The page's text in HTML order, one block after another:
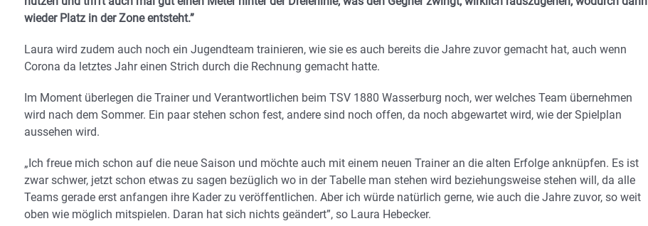
wieder Platz in der Zone entsteht.”
Laura wird zudem auch noch ein Jugendteam trainieren, wie sie es auch bereits die Jahre zuvor gemacht hat, auch wenn
Corona da letztes Jahr einen Strich durch die Rechnung gemacht hatte.
Im Moment überlegen die Trainer und Verantwortlichen beim TSV 1880 Wasserburg noch, wer welches Team übernehmen
wird nach dem Sommer. Ein paar stehen schon fest, andere sind noch offen, da noch abgewartet wird, wie der Spielplan
aussehen wird.
„Ich freue mich schon auf die neue Saison und möchte auch mit einem neuen Trainer an die alten Erfolge anknüpfen. Es ist
zwar schwer, jetzt schon etwas zu sagen bezüglich wo in der Tabelle man stehen wird beziehungsweise stehen will, da alle
Teams gerade erst anfangen ihre Kader zu veröffentlichen. Aber ich würde natürlich gerne, wie auch die Jahre zuvor, so weit
oben wie möglich mitspielen. Daran hat sich nichts geändert”, so Laura Hebecker.